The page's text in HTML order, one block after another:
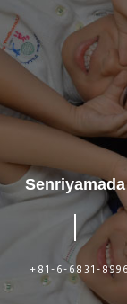
Senriyamada
+81-6-6831-8996